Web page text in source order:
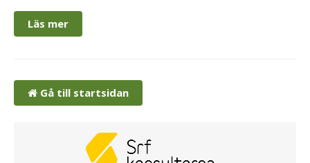
Läs mer
Gå till startsidan